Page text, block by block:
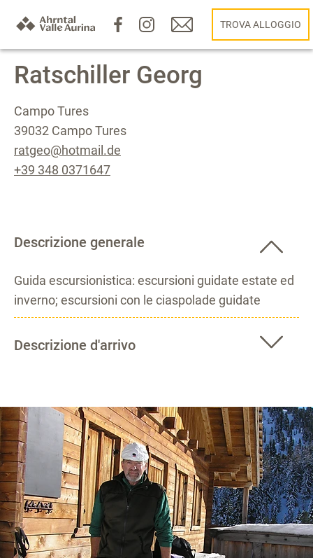
TROVA ALLOGGIO
Ratschiller Georg
Campo Tures
39032 Campo Tures
ratgeo@hotmail.de
+39 348 0371647
Descrizione generale
Guida escursionistica: escursioni guidate estate ed
inverno; escursioni con le ciaspolade guidate
Descrizione d'arrivo